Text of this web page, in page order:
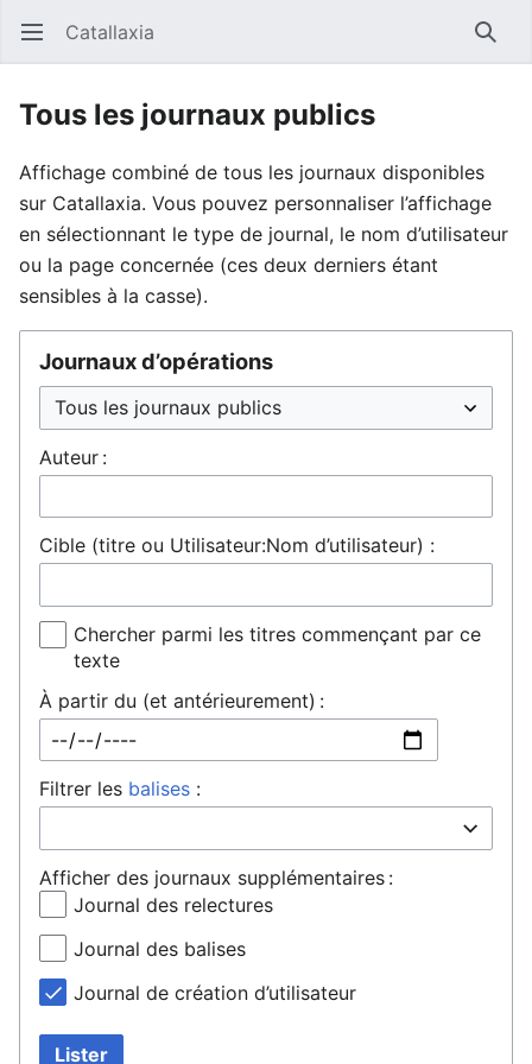
Ouvrir le menu principal Catallaxia
Tous les journaux publics
Affichage combiné de tous les journaux disponibles
sur Catallaxia. Vous pouvez personnaliser l’affichage
en sélectionnant le type de journal, le nom d’utilisateur
ou la page concernée (ces deux derniers étant
sensibles à la casse).
Journaux d’opérations
Auteur :
Cible (titre ou Utilisateur:Nom d’utilisateur) :
Chercher parmi les titres commençant par ce
texte
À partir du (et antérieurement) :
Filtrer les balises :
Afficher des journaux supplémentaires :
Journal des relectures
Journal des balises
Journal de création d’utilisateur
Lister